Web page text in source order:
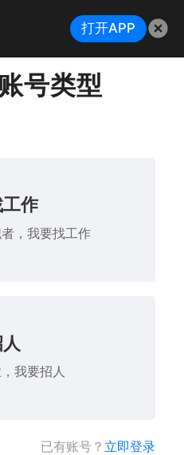
号类型
作
，我要找工作
我要招人
已有账号？ 立即登录
打开APP